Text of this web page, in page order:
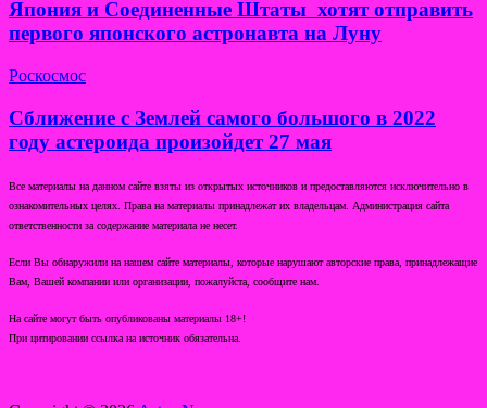
Япония и Соединенные Штаты хотят отправить
первого японского астронавта на Луну
Роскосмос
Сближение с Землей самого большого в 2022
году астероида произойдет 27 мая
Все материалы на данном сайте взяты из открытых источников и предоставляются исключительно в
ознакомительных целях. Права на материалы принадлежат их владельцам. Администрация сайта
ответственности за содержание материала не несет.
Если Вы обнаружили на нашем сайте материалы, которые нарушают авторские права, принадлежащие
Вам, Вашей компании или организации, пожалуйста, сообщите нам.
На сайте могут быть опубликованы материалы 18+!
При цитировании ссылка на источник обязательна.